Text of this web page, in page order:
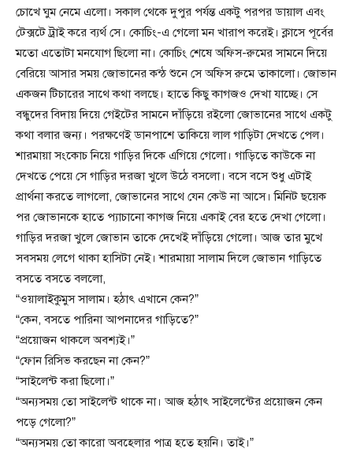
চোখে ঘুম নেমে এলো। সকাল থেকে দুপুর পর্যন্ত একটু পরপর ডায়াল এবং
টেক্সটে ট্রাই করে ব্যর্থ সে। কোচিং-এ গেলো মন খারাপ করেই। ক্লাসে পূর্বের
মতো এতোটা মনযোগ ছিলো না। কোচিং শেষে অফিস-রুমের সামনে দিয়ে
বেরিয়ে আসার সময় জোভানের কন্ঠ শুনে সে অফিস রুমে তাকালো। জোভান
একজন টিচারের সাথে কথা বলছে। হাতে কিছু কাগজও দেখা যাচ্ছে। সে
বন্ধুদের বিদায় দিয়ে গেইটের সামনে দাঁড়িয়ে রইলো জোভানের সাথে একটু
কথা বলার জন্য। পরক্ষণেই ডানপাশে তাকিয়ে লাল গাড়িটা দেখতে পেল।
শারমায়া সংকোচ নিয়ে গাড়ির দিকে এগিয়ে গেলো। গাড়িতে কাউকে না
দেখতে পেয়ে সে গাড়ির দরজা খুলে উঠে বসলো। বসে বসে শুধু এটাই
প্রার্থনা করতে লাগলো, জোভানের সাথে যেন কেউ না আসে। মিনিট ছয়েক
পর জোভানকে হাতে প্যাচানো কাগজ নিয়ে একাই বের হতে দেখা গেলো।
গাড়ির দরজা খুলে জোভান তাকে দেখেই দাঁড়িয়ে গেলো। আজ তার মুখে
সবসময় লেগে থাকা হাসিটা নেই। শারমায়া সালাম দিলে জোভান গাড়িতে
বসতে বসতে বললো,
“ওয়ালাইকুমুস সালাম। হঠাৎ এখানে কেন?”
“কেন, বসতে পারিনা আপনাদের গাড়িতে?”
“প্রয়োজন থাকলে অবশ্যই।”
“ফোন রিসিভ করছেন না কেন?”
“সাইলেন্ট করা ছিলো।”
“অন্যসময় তো সাইলেন্ট থাকে না। আজ হঠাৎ সাইলেন্টের প্রয়োজন কেন
পড়ে গেলো?”
“অন্যসময় তো কারো অবহেলার পাত্র হতে হয়নি। তাই।”